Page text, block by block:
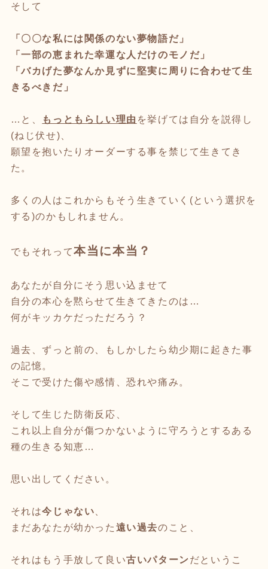
そして
「〇〇な私には関係のない夢物語だ」
「一部の恵まれた幸運な人だけのモノだ」
「バカげた夢なんか見ずに堅実に周りに合わせて生
きるべきだ」
…と、 もっともらしい理由 を挙げては自分を説得し
(ねじ伏せ)、
願望を抱いたりオーダーする事を禁じて生きてき
た。
多くの人はこれからもそう生きていく(という選択を
する)のかもしれません。
でもそれって本当に本当？
あなたが自分にそう思い込ませて
自分の本心を黙らせて生きてきたのは…
何がキッカケだっただろう？
過去、ずっと前の、もしかしたら幼少期に起きた事
の記憶。
そこで受けた傷や感情、恐れや痛み。
そして生じた防衛反応、
これ以上自分が傷つかないように守ろうとするある
種の生きる知恵…
思い出してください。
それは今じゃない
まだあなたが幼かった 遠い過去のこと、
それはもう手放して良い古いパターンだというこ